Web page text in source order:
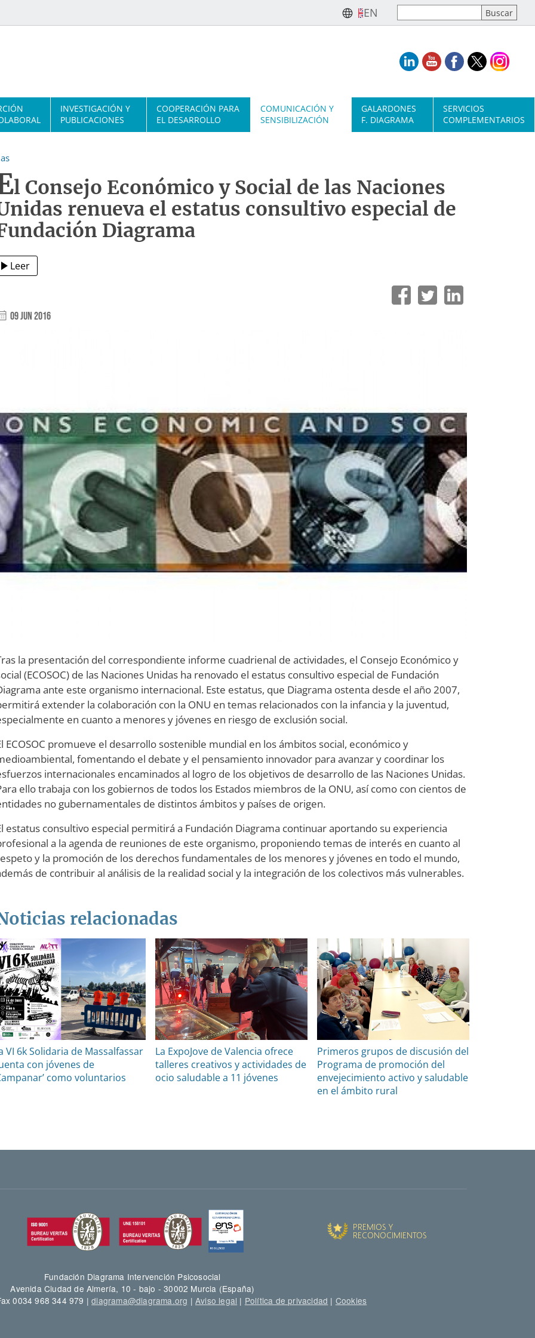
EN
INVESTIGACIÓN Y
PUBLICACIONES
COOPERACIÓN PARA
EL DESARROLLO
COMUNICACIÓN Y
SENSIBILIZACIÓN
GALARDONES
F. DIAGRAMA
SERVICIOS
COMPLEMENTARIOS
l Consejo Económico y Social de las Naciones
renueva el estatus consultivo especial de
Diagrama
Leer
09 Jun 2016
la presentación del correspondiente informe cuadrienal de actividades, el Consejo Económico y
(ECOSOC) de las Naciones Unidas ha renovado el estatus consultivo especial de Fundación
ante este organismo internacional. Este estatus, que Diagrama ostenta desde el año 2007,
extender la colaboración con la ONU en temas relacionados con la infancia y la juventud,
en cuanto a menores y jóvenes en riesgo de exclusión social.
ECOSOC promueve el desarrollo sostenible mundial en los ámbitos social, económico y
fomentando el debate y el pensamiento innovador para avanzar y coordinar los
internacionales encaminados al logro de los objetivos de desarrollo de las Naciones Unidas.
ello trabaja con los gobiernos de todos los Estados miembros de la ONU, así como con cientos de
no gubernamentales de distintos ámbitos y países de origen.
estatus consultivo especial permitirá a Fundación Diagrama continuar aportando su experiencia
a la agenda de reuniones de este organismo, proponiendo temas de interés en cuanto al
y la promoción de los derechos fundamentales de los menores y jóvenes en todo el mundo,
de contribuir al análisis de la realidad social y la integración de los colectivos más vulnerables.
relacionadas
VI 6k Solidaria de Massalfassar
con jóvenes de
como voluntarios
La ExpoJove de Valencia ofrece
talleres creativos y actividades de
ocio saludable a 11 jóvenes
Primeros grupos de discusión del
Programa de promoción del
envejecimiento activo y saludable
en el ámbito rural
Fundación Diagrama Intervención Psicosocial
Avenida Ciudad de Almería, 10 - bajo - 30002 Murcia (España)
0034 968 344 979 |diagrama@diagrama.org | Aviso legal | Política de privacidad | Cookies